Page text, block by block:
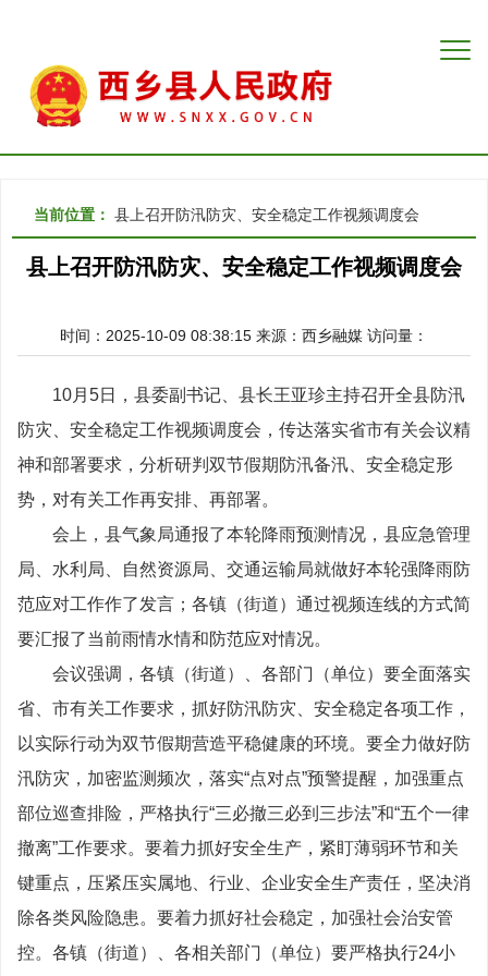
当前位置： 县上召开防汛防灾、安全稳定工作视频调度会
县上召开防汛防灾、安全稳定工作视频调度会
时间：2025-10-09 08:38:15 来源： 西乡融媒 访问量：
10月5日，县委副书记、县长王亚珍主持召开全县防汛
防灾、安全稳定工作视频调度会，传达落实省市有关会议精
神和部署要求，分析研判双节假期防汛备汛、安全稳定形
势，对有关工作再安排、再部署。
会上，县气象局通报了本轮降雨预测情况，县应急管理
局、水利局、自然资源局、交通运输局就做好本轮强降雨防
范应对工作作了发言；各镇（街道）通过视频连线的方式简
要汇报了当前雨情水情和防范应对情况。
会议强调，各镇（街道）、各部门（单位）要全面落实
省、市有关工作要求，抓好防汛防灾、安全稳定各项工作，
以实际行动为双节假期营造平稳健康的环境。要全力做好防
汛防灾，加密监测频次，落实“点对点”预警提醒，加强重点
部位巡查排险，严格执行“三必撤三必到三步法”和“五个一律
撤离”工作要求。要着力抓好安全生产，紧盯薄弱环节和关
键重点，压紧压实属地、行业、企业安全生产责任，坚决消
除各类风险隐患。要着力抓好社会稳定，加强社会治安管
控。各镇（街道）、各相关部门（单位）要严格执行24小